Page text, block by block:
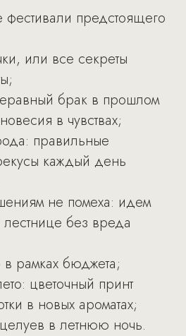
предстоящего
или все секреты
брак в прошлом
в чувствах;
правильные
каждый день
не помеха: идем
без вреда
в рамках бюджета;
цветочный принт
в новых ароматах;
в летнюю ночь.